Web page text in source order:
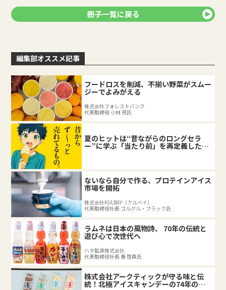
冊子一覧に戻る
編集部オススメ記事
フードロスを削減、不揃い野菜がスムー
ジーでよみがえる
株式会社フォレストバンク
代表取締役 小林 亮氏
夏のヒットは“昔ながらのロングセラ
ー”に学ぶ「当たり前」を再定義した企
業の底力
ないなら自分で作る、プロテインアイス
市場を開拓
株式会社KULBAY（クルベイ）
代表取締役社長 ゴルグル・ブラック氏
ラムネは日本の風物詩、 70年の伝統と
遊び心で次世代へ
ハタ鉱泉株式会社
代表取締役社長 秦 啓員氏
株式会社アークティックが守る味と伝
統！北極アイスキャンデーの74年の軌